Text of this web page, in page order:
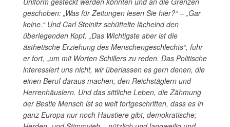
geschoben: „Was für Zeitungen lesen Sie hier?“ – „Gar
keine.“ Und Carl Steinitz schüttelte lächelnd den
überlegenden Kopf. „Das Wichtigste aber ist die
ästhetische Erziehung des Menschengeschlechts“, fuhr
er fort, „um mit Worten Schillers zu reden. Das Politische
interessiert uns nicht, wir überlassen es gern denen, die
einen Beruf daraus machen, den Reichstäglern und
Herrenhäuslern. Und das sittliche Leben, die Zähmung
der Bestie Mensch ist so weit fortgeschritten, dass es in
ganz Europa nur noch Haustiere gibt, demokratische;